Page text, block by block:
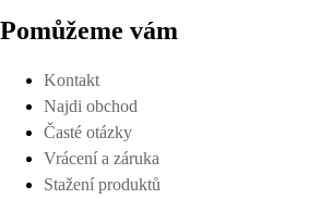
Pomůžeme vám
Kontakt
Najdi obchod
Časté otázky
Vrácení a záruka
Stažení produktů